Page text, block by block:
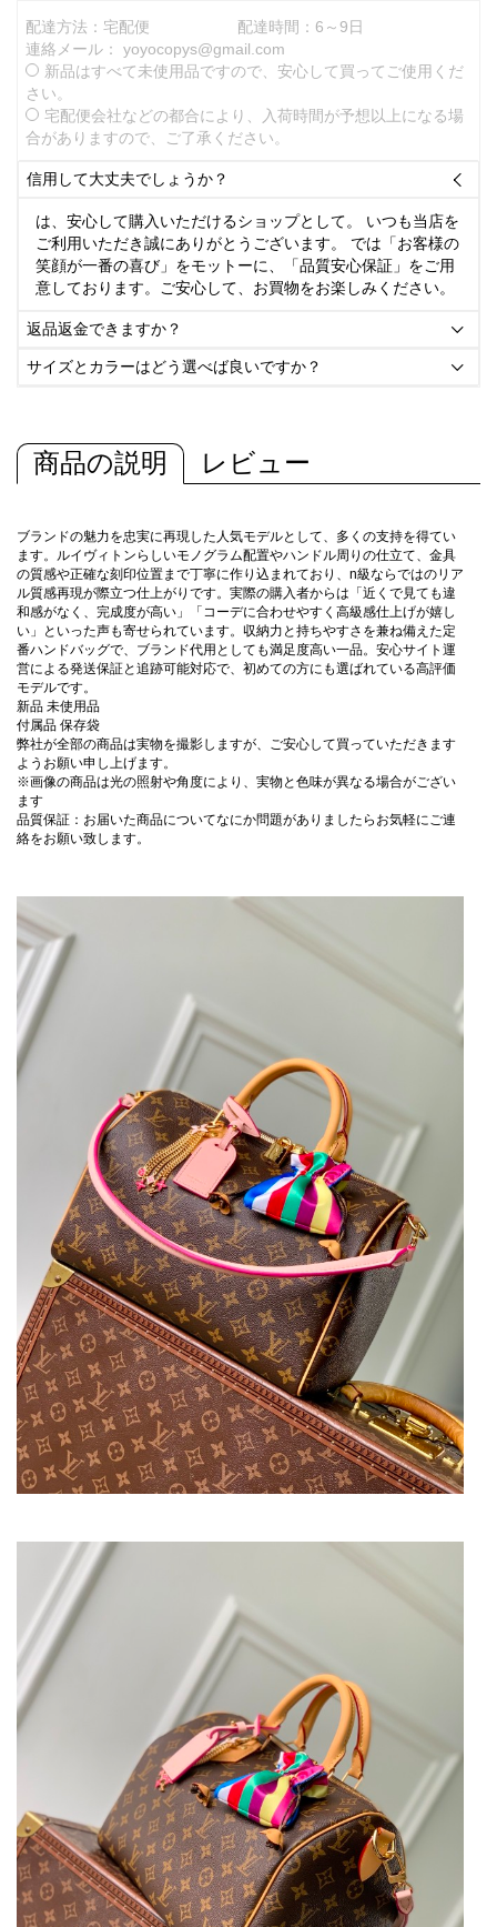
配達方法：宅配便
配達時間：6～9日
連絡メール： yoyocopys@gmail.com
新品はすべて未使用品ですので、安心して買ってご使用くだ
さい。
宅配便会社などの都合により、入荷時間が予想以上になる場
合がありますので、ご了承ください。
信用して大丈夫でしょうか？ 
は、安心して購入いただけるショップとして。 いつも当店を
ご利用いただき誠にありがとうございます。 では「お客様の
笑顔が一番の喜び」をモットーに、「品質安心保証」をご用
意しております。ご安心して、お買物をお楽しみください。
返品返金できますか？ 
サイズとカラーはどう選べば良いですか？ 
商品の説明 レビュー
ブランドの魅力を忠実に再現した人気モデルとして、多くの支持を得てい
ます。ルイヴィトンらしいモノグラム配置やハンドル周りの仕立て、金具
の質感や正確な刻印位置まで丁寧に作り込まれており、n級ならではのリア
ル質感再現が際立つ仕上がりです。実際の購入者からは「近くで見ても違
和感がなく、完成度が高い」「コーデに合わせやすく高級感仕上げが嬉し
い」といった声も寄せられています。収納力と持ちやすさを兼ね備えた定
番ハンドバッグで、ブランド代用としても満足度高い一品。安心サイト運
営による発送保証と追跡可能対応で、初めての方にも選ばれている高評価
モデルです。
新品 未使用品
付属品 保存袋
弊社が全部の商品は実物を撮影しますが、ご安心して買っていただきます
ようお願い申し上げます。
※画像の商品は光の照射や角度により、実物と色味が異なる場合がござい
ます
品質保証：お届いた商品についてなにか問題がありましたらお気軽にご連
絡をお願い致します。